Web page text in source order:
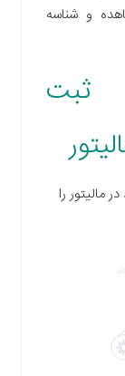
و شناسه
ثبت
مالیتور را